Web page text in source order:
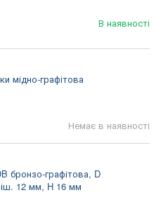
В наявності
мідно-графітова
Немає в наявності
бронзо-графітова, D
12 мм, H 16 мм